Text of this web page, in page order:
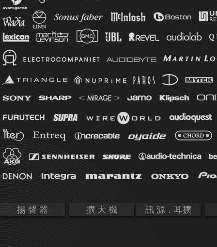
揚 聲 器 擴 大 機 訊 源．耳擴